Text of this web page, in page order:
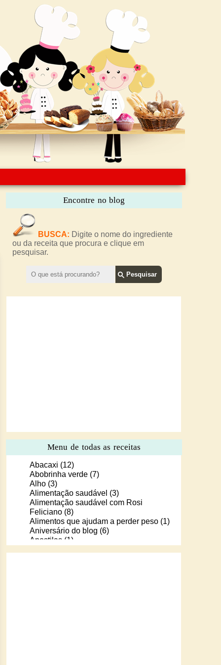
Encontre no blog
BUSCA: Digite o nome do ingrediente
ou da receita que procura e clique em
pesquisar.
Menu de todas as receitas
Abacaxi (12)
Abobrinha verde (7)
Alho (3)
Alimentação saudável (3)
Alimentação saudável com Rosi
Feliciano (8)
Alimentos que ajudam a perder peso (1)
Aniversário do blog (6)
Apostilas (1)